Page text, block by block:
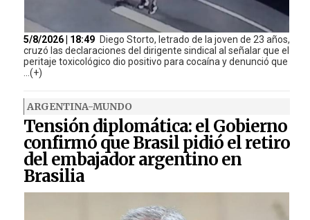
5/8/2026 | 18:49 Diego Storto, letrado de la joven de 23 años,
cruzó las declaraciones del dirigente sindical al señalar que el
peritaje toxicológico dio positivo para cocaína y denunció que
...(+)
ARGENTINA-MUNDO
Tensión diplomática: el Gobierno
confirmó que Brasil pidió el retiro
del embajador argentino en
Brasilia